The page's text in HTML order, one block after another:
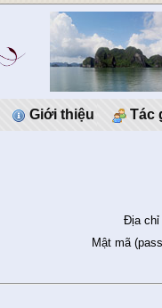
Giới thiệu Tác
Địa chỉ
Mật mã